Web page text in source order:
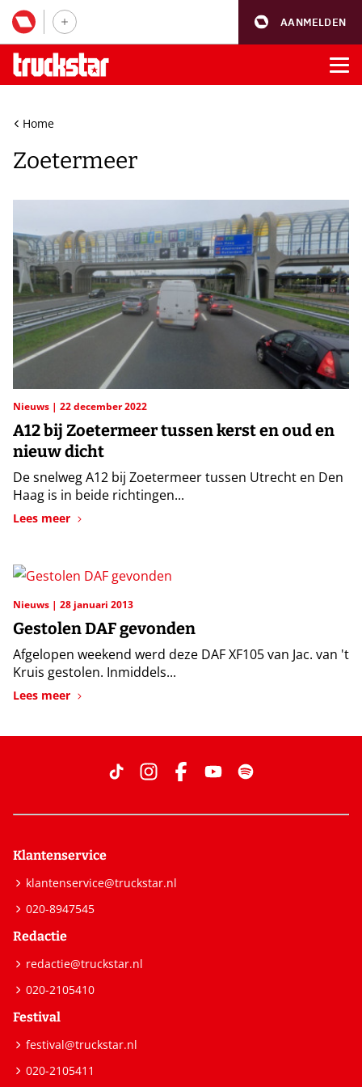
AANMELDEN
Home
Zoetermeer
Nieuws 22 december 2022
A12 bij Zoetermeer tussen kerst en oud en
nieuw dicht
De snelweg A12 bij Zoetermeer tussen Utrecht en Den
Haag is in beide richtingen...
Lees meer
Nieuws 28 januari 2013
Gestolen DAF gevonden
Afgelopen weekend werd deze DAF XF105 van Jac. van 't
Kruis gestolen. Inmiddels...
Lees meer
Klantenservice
klantenservice@truckstar.nl
020-8947545
Redactie
redactie@truckstar.nl
020-2105410
Festival
festival@truckstar.nl
020-2105411